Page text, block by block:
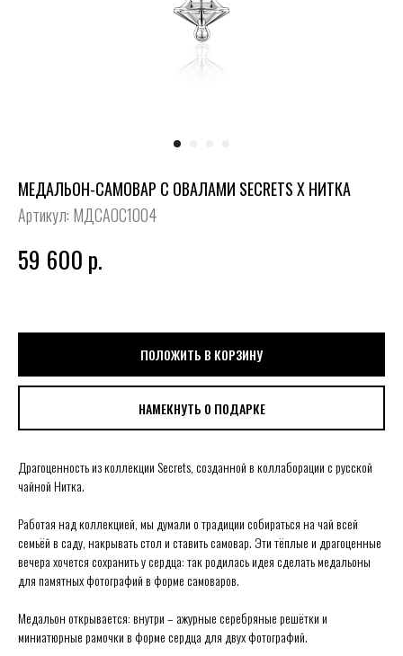
МЕДАЛЬОН-САМОВАР С ОВАЛАМИ SECRETS X НИТКА
Артикул: МДСАОС1004
59 600 р.
ПОЛОЖИТЬ В КОРЗИНУ
НАМЕКНУТЬ О ПОДАРКЕ
Драгоценность из коллекции Secrets, созданной в коллаборации с русской
чайной Нитка.
Работая над коллекцией, мы думали о традиции собираться на чай всей
семьёй в саду, накрывать стол и ставить самовар. Эти тёплые и драгоценные
вечера хочется сохранить у сердца: так родилась идея сделать медальоны
для памятных фотографий в форме самоваров.
Медальон открывается: внутри – ажурные серебряные решётки и
миниатюрные рамочки в форме сердца для двух фотографий.